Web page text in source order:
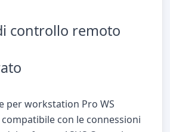
controllo remoto
per workstation Pro WS
compatibile con le connessioni